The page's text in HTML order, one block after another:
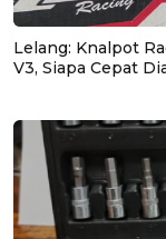
Lelang: Knalpot
V3, Siapa Cepat